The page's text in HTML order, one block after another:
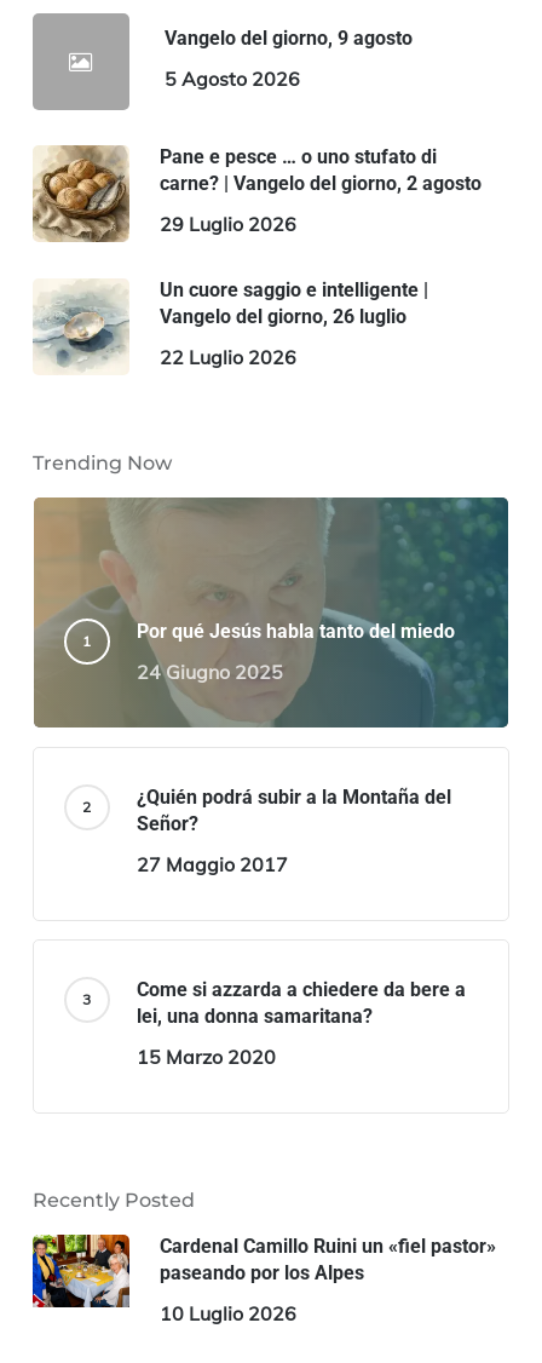
Vangelo del giorno, 9 agosto
5 Agosto 2026
Pane e pesce … o uno stufato di
carne? | Vangelo del giorno, 2 agosto
29 Luglio 2026
Un cuore saggio e intelligente |
Vangelo del giorno, 26 luglio
22 Luglio 2026
Trending Now
Por qué Jesús habla tanto del miedo
24 Giugno 2025
¿Quién podrá subir a la Montaña del
Señor?
27 Maggio 2017
Come si azzarda a chiedere da bere a
lei, una donna samaritana?
15 Marzo 2020
Recently Posted
Cardenal Camillo Ruini un «fiel pastor»
paseando por los Alpes
10 Luglio 2026